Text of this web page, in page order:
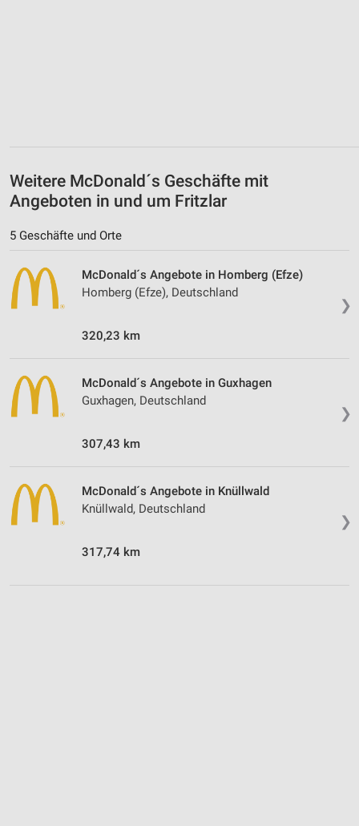
Weitere McDonald´s Geschäfte mit
Angeboten in und um Fritzlar
5 Geschäfte und Orte
❯
McDonald´s Angebote in Homberg (Efze)
Homberg (Efze), Deutschland
320,23 km
❯
McDonald´s Angebote in Guxhagen
Guxhagen, Deutschland
307,43 km
❯
McDonald´s Angebote in Knüllwald
Knüllwald, Deutschland
317,74 km